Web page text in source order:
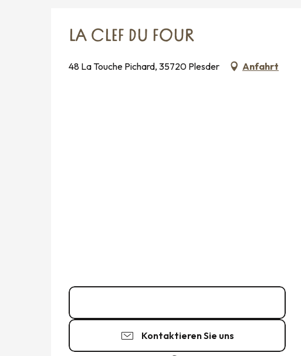
LA CLEF DU FOUR
48 La Touche Pichard, 35720 Plesder Anfahrt
Kontaktieren Sie uns